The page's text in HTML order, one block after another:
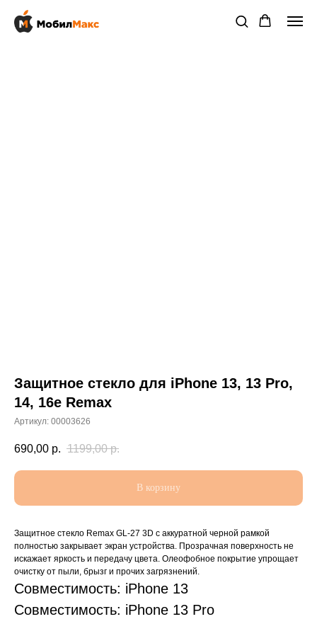
Защитное стекло для iPhone 13, 13 Pro,
14, 16e Remax
Артикул: 00003626
690,00 р. 1199,00 р.
В корзину
Защитное стекло Remax GL-27 3D с аккуратной черной рамкой
полностью закрывает экран устройства. Прозрачная поверхность не
искажает яркость и передачу цвета. Олеофобное покрытие упрощает
очистку от пыли, брызг и прочих загрязнений.
Совместимость: iPhone 13
Совместимость: iPhone 13 Pro